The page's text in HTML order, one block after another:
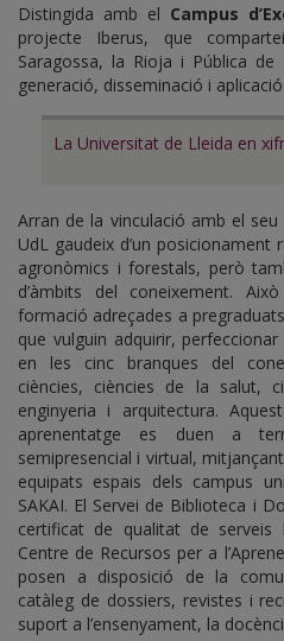
Distingida amb el Campus
projecte Iberus, que
Saragossa, la Rioja i Pública
generació, disseminació i
La Universitat de Lleida en
Arran de la vinculació amb el
UdL gaudeix d’un
agronòmics i forestals, però
d’àmbits del coneixement.
formació adreçades a
que vulguin adquirir,
en les cinc branques del
ciències, ciències de la salut,
enginyeria i arquitectura.
aprenentatge es duen a
semipresencial i virtual,
equipats espais dels campus
SAKAI. El Servei de Biblioteca i
certificat de qualitat de serveis
Centre de Recursos per a
posen a disposició de la
catàleg de dossiers, revistes i
suport a l’ensenyament, la